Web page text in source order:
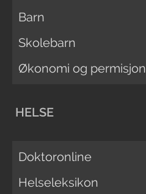
Barn
Skolebarn
Økonomi og permisjon
HELSE
Doktoronline
Helseleksikon